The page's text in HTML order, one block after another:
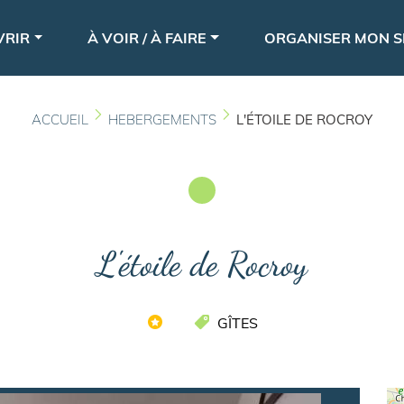
au
principal
À VOIR / À FAIRE ORGANISER MON
ACCUEIL HEBERGEMENTS L'ÉTOILE DE ROCROY
L'étoile de Rocroy
GÎTES